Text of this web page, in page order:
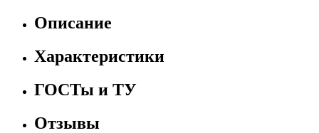
Описание
Характеристики
ГОСТы и ТУ
Отзывы